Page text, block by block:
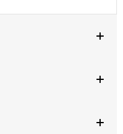
Fermeture à glissière à l’avant